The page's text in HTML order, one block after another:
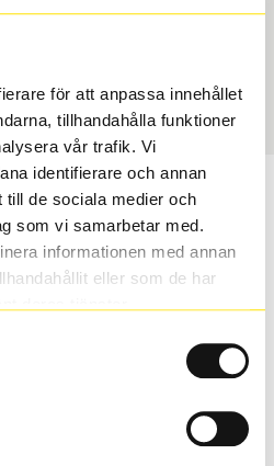
för att anpassa innehållet
tillhandahålla funktioner
vår trafik. Vi
identifierare och annan
till de sociala medier och
som vi samarbetar med.
informationen med annan
eller som de har
Däckstorlek
min bil?
för att se om det däck du
Om du köper däck som skall
se till att kolla en extra
ut under årens lopp och
som bilen hade ut från